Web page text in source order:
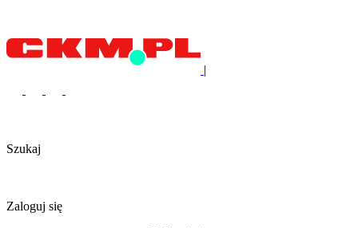
|
Szukaj
Zaloguj się